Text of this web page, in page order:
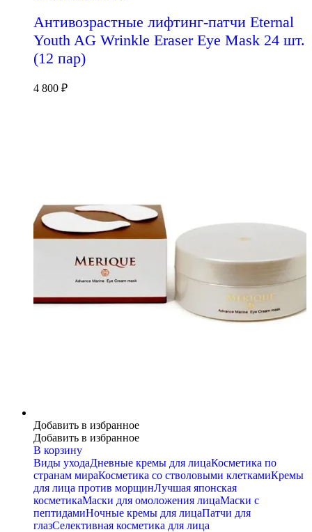
Антивозрастные лифтинг-патчи Eternal
Youth AG Wrinkle Eraser Eye Mask 24 шт.
(12 пар)
4 800 ₽
Добавить в избранное
Добавить в избранное
В корзину
Виды уходаДневные кремы для лицаКосметика по
странам мираКосметика со стволовыми клеткамиКремы
для лица против морщинЛучшая японская
косметикаМаски для омоложения лицаМаски с
пептидамиНочные кремы для лицаПатчи для
глазСелективная косметика для лица